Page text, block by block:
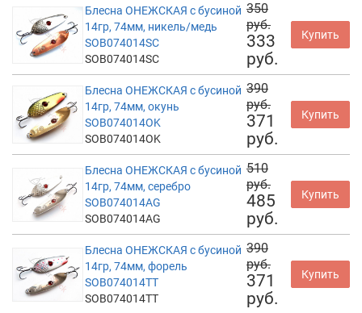
Блесна ОНЕЖСКАЯ с бусиной
14гр, 74мм, никель/медь
SOB074014SC
SOB074014SC
350
руб.
333
руб.
Купить
Блесна ОНЕЖСКАЯ с бусиной
14гр, 74мм, окунь
SOB074014OK
SOB074014OK
390
руб.
371
руб.
Купить
Блесна ОНЕЖСКАЯ с бусиной
14гр, 74мм, серебро
SOB074014AG
SOB074014AG
510
руб.
485
руб.
Купить
Блесна ОНЕЖСКАЯ с бусиной
14гр, 74мм, форель
SOB074014TT
SOB074014TT
390
руб.
371
руб.
Купить